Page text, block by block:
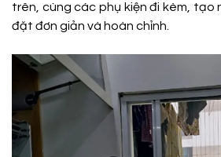
trên, cùng các phụ kiện đi kèm, tạo
đặt đơn giản và hoàn chỉnh.